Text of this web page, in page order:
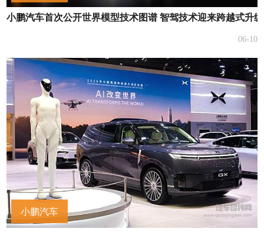
小鹏汽车首次公开世界模型技术图谱 智驾技术迎来跨越式升级
06-10
小鹏汽车